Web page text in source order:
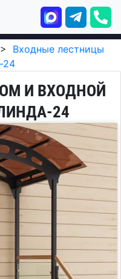
>
Входные лестницы
24
И ВХОДНОЙ
24